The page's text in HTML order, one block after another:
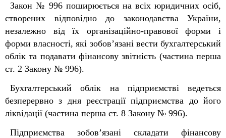
Закон № 996 поширюється на всіх юридичних осіб,
створених відповідно до законодавства України,
незалежно від їх організаційно-правової форми і
форми власності, які зобов’язані вести бухгалтерський
облік та подавати фінансову звітність (частина перша
ст. 2 Закону № 996).
Бухгалтерський облік на підприємстві ведеться
безперервно з дня реєстрації підприємства до його
ліквідації (частина перша ст. 8 Закону № 996).
Підприємства зобов’язані складати фінансову